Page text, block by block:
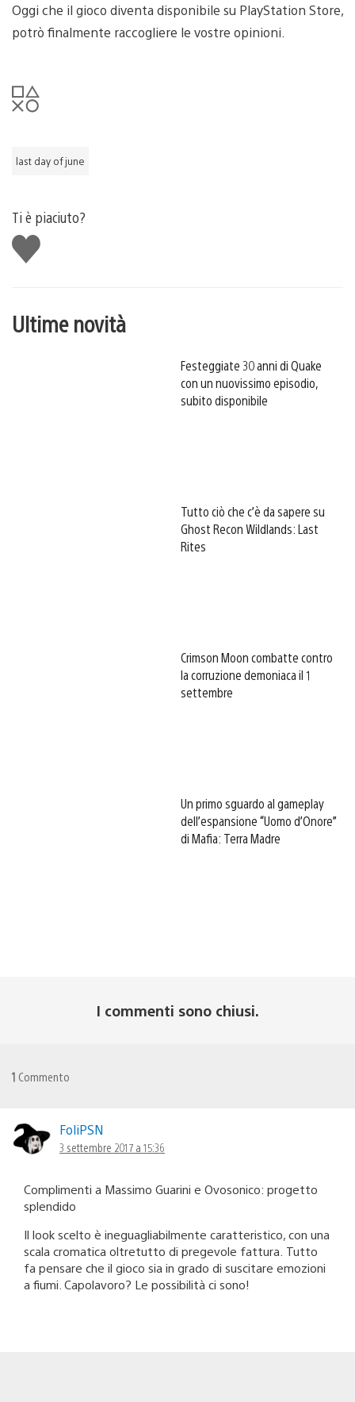
Oggi che il gioco diventa disponibile su PlayStation Store,
potrò finalmente raccogliere le vostre opinioni.
last day of june
Ti è piaciuto?
Mi
piace
Ultime novità
Festeggiate 30 anni di Quake
con un nuovissimo episodio,
subito disponibile
Tutto ciò che c’è da sapere su
Ghost Recon Wildlands: Last
Rites
Crimson Moon combatte contro
la corruzione demoniaca il 1
settembre
Un primo sguardo al gameplay
dell’espansione “Uomo d’Onore”
di Mafia: Terra Madre
I commenti sono chiusi.
1 Commento
FoliPSN
3 settembre 2017 a 15:36
Complimenti a Massimo Guarini e Ovosonico: progetto
splendido
Il look scelto è ineguagliabilmente caratteristico, con una
scala cromatica oltretutto di pregevole fattura. Tutto
fa pensare che il gioco sia in grado di suscitare emozioni
a fiumi. Capolavoro? Le possibilità ci sono!